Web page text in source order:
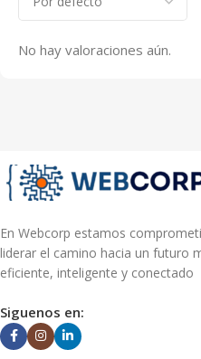
No hay valoraciones aún.
En Webcorp estamos
liderar el camino hacia un futuro
eficiente, inteligente y conectado
Siguenos en: